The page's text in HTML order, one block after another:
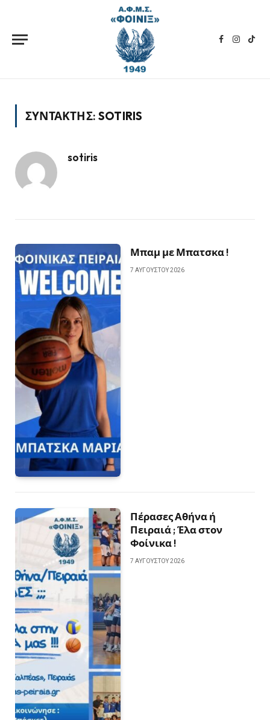
Facebook
ΣΥΝΤΆΚΤΗΣ:SOTIRIS
sotiris
Μπαμ με Μπατσκα !
7 ΑΥΓΟΎΣΤΟΥ 2026
Πέρασες Αθήνα ή
Πειραιά ; Έλα στον
Φοίνικα !
7 ΑΥΓΟΎΣΤΟΥ 2026